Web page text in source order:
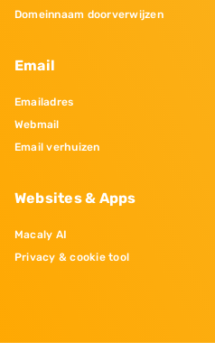
Domeinnaam doorverwijzen
Email
Emailadres
Webmail
Email verhuizen
Websites & Apps
Macaly AI
Privacy & cookie tool